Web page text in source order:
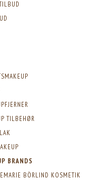
TILBEHØR
BRANDS
BÖRLIND KOSMETIK